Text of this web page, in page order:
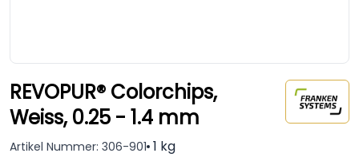
REVOPUR® Colorchips,
Weiss, 0.25 - 1.4 mm
Artikel Nummer: 306-901 1 kg